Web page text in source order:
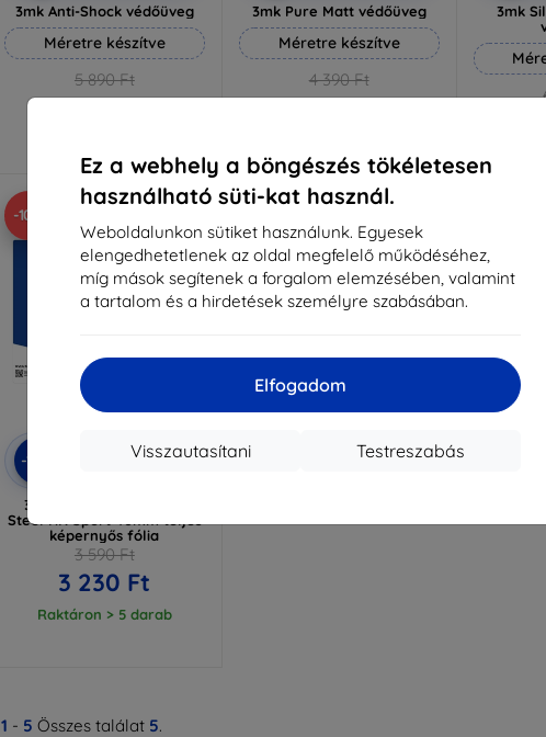
Ez a webhely a böngészés tökéletesen
használható süti-kat használ.
Weboldalunkon sütiket használunk. Egyesek
elengedhetetlenek az oldal megfelelő működéséhez,
míg mások segítenek a forgalom elemzésében, valamint
a tartalom és a hirdetések személyre szabásában.
Elfogadom
Testreszabás
Visszautasítani
3mk Anti-Shock védőüveg
Méretre készítve
5 890 Ft
5 301 Ft
3mk Pure Matt védőüveg
Méretre készítve
4 390 Ft
3 951 Ft
3mk
-10%
-10%
Kedvezmény
EXTRA10
3MK Folia ARC Withings
Steel HR Sport 40mm teljes
képernyős fólia
3 590 Ft
3 230 Ft
Raktáron > 5 darab
1 - 5 Összes találat 5.